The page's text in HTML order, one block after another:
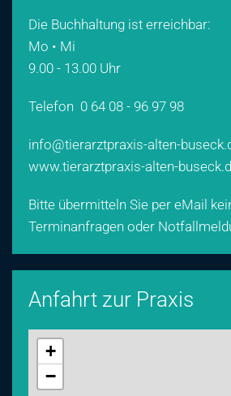
Die Buchhaltung ist erreichbar:
Mo • Mi
9.00 - 13.00 Uhr
Telefon 0 64 08 - 96 97 98
info@tierarztpraxis-alten-
www.tierarztpraxis-alten-
Bitte übermitteln Sie per eMail
Terminanfragen oder
Anfahrt zur Praxis
+
−